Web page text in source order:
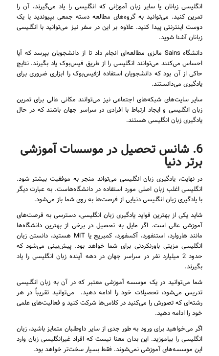
انگلیسی زبانان یا سایر زبان آموزانی که انگلیسی را یاد می‌گیرند، آن را
تمرین کنید. می‌توانید به گروه‌های مطالعه دسته جمعی بپیوندید یا یک
دوست اینترنتی پیدا کنید. علاوه بر این در سفر نیز می‌توانید با انگلیسی
زبانان آشنا شوید.
دانشگاه Sains مالزی مطالعه‌‌ای انجام داد تا از دانشجویان بپرسد که آیا
احساس می‌کنند می‌توانند انگلیسی را از طریق فیس‌بوک یاد بگیرند. نتایج
حاکی از آن بود که دانشجویان استفاده ازفیس‌بوک را ابزاری ضروری برای
یادگیری می‌دانستند.
سایر سایت‌های شبکه‌های اجتماعی نیز می‌توانند مکانی عالی برای تمرین
زبان انگلیسی و ایجاد ارتباط با افرادی در سراسر جهان باشند که در حال
یادگیری زبان انگلیسی هستند.
6. شانس تحصیل در موسسات آموزشی
برتر دنیا
در نهایت، یادگیری زبان انگلیسی می‌تواند منجر به موفقیت بیشتر شود.
انگلیسی اغلب زبان اصلی مورد استفاده در دانشگاه‌هاست. به عبارت دیگر
با یادگیری زبان انگلیسی دنیایی از فرصت‌ها به روی شما باز می‌شود.
شاید یکی از بهترین فواید یادگیری زبان انگلیسی، دسترسی به فرصت‌های
آموزشی عالی است. اگر مایل به تحصیل در برخی از بهترین دانشگاه‌ها
مانند هاروارد، استنفورد، آکسفورد، کمبریج یا MIT هستید، دانستن زبان
انگلیسی مزیتی باورنکردنی برای شما خواهد بود. پیش‌بینی می‌شود که
حدود 2 میلیارد نفر در سراسر جهان در دهه آینده زبان انگلیسی را یاد
بگیرند.
شما می‌توانید در یک موسسه آموزشی معتبر که در آن به زبان انگلیسی
تدریس می‌شود، تحصیلات خود را ادامه دهید. می‌توانید تقریباً در هر
رشته‌ای که تصورش را می‌کنید در کلاس‌ها شرکت کنید و فعالیت‌های علمی
خود را ادامه دهید.
اگر می‌خواهید برای ورود به طور جدی از سایر داوطلبان متمایز باشید، زبان
انگلیسی را بیاموزید. این بدان معنا نیست که افراد غیر‌انگلیسی زبان وارد
این موسسه‌های آموزشی نمی‌شوند. فقط بسیار سخت‌تر خواهد بود.